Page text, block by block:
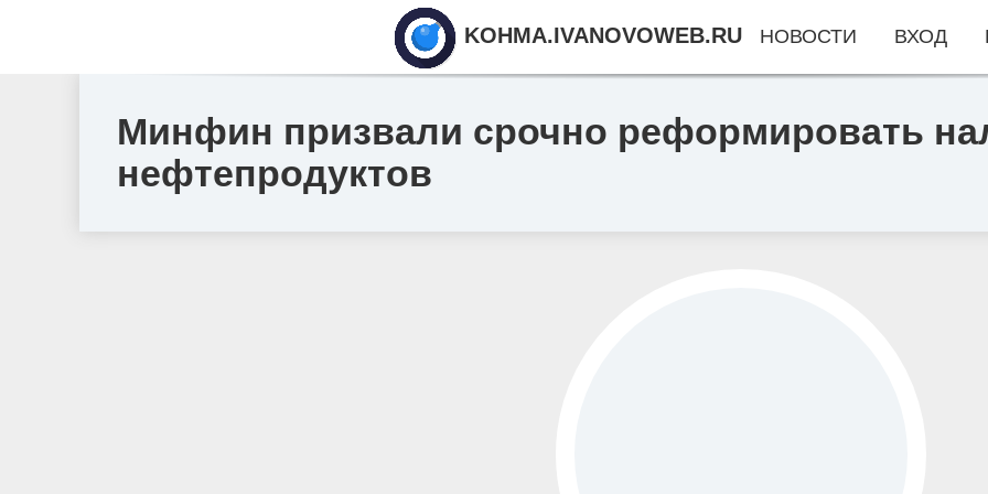
Минфин призвали срочно реформировать
нефтепродуктов
KOHMA.IVANOVOWEB.RU НОВОСТИ ВХОД